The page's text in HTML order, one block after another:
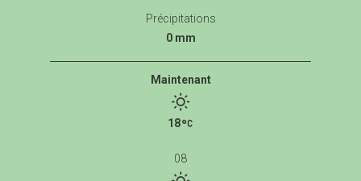
Précipitations
0 mm
Maintenant
18
08